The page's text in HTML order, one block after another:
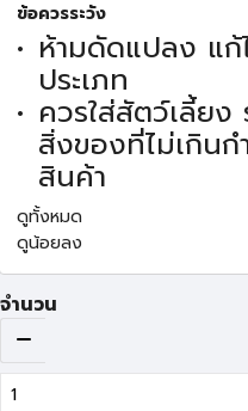
ข้อควรระวัง
ห้ามดัดแปลง แก้
ประเภท
ควรใส่สัตว์เลี้ย
สิ่งของที่ไม่เกิน
สินค้า
ดูทั้งหมด
ดูน้อยลง
จำนวน